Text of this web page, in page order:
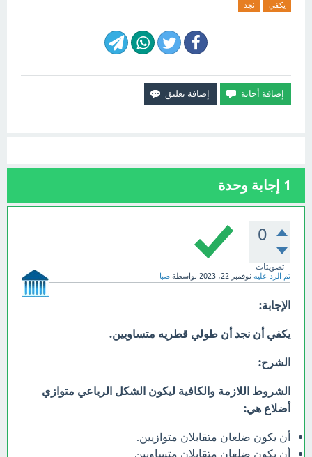
يكفي
نجد
1 إجابة وحدة
0
تصويتات
تم الرد عليه نوفمبر 22، 2023 بواسطة صبا
الإجابة:
يكفي أن نجد أن طولي قطريه متساويين.
الشرح:
الشروط اللازمة والكافية ليكون الشكل الرباعي متوازي
أضلاع هي:
أن يكون ضلعان متقابلان متوازيين.
أن يكون ضلعان متقابلان متساويين.